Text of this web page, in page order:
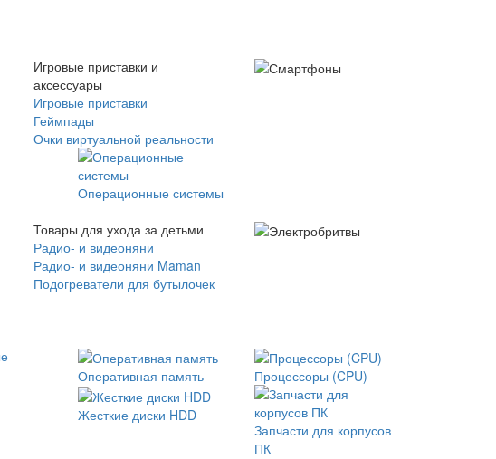
Игровые приставки и
аксессуары
Игровые приставки
Геймпады
Очки виртуальной реальности
Операционные системы
Товары для ухода за детьми
Радио- и видеоняни
Радио- и видеоняни Maman
Подогреватели для бутылочек
Оперативная память Процессоры (CPU)
Жесткие диски HDD
Запчасти для корпусов
ПК